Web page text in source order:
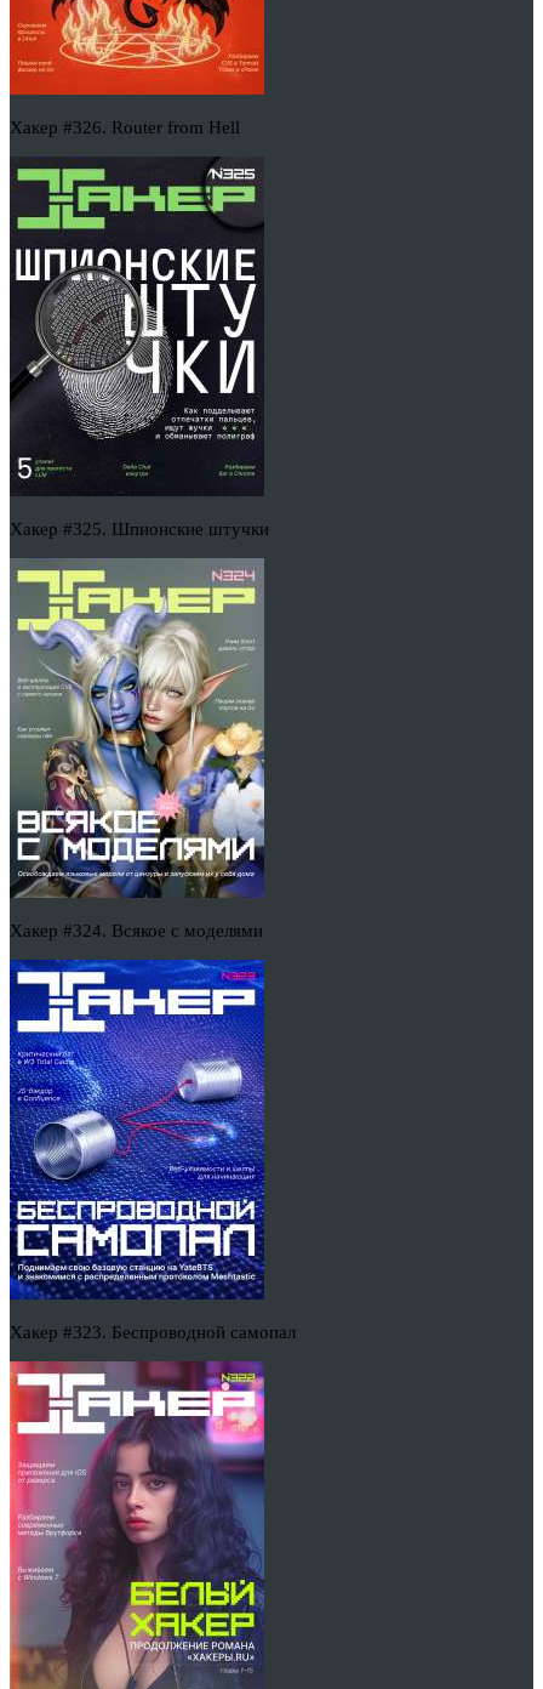
Хакер #326. Router from Hell
Хакер #325. Шпионские штучки
Хакер #324. Всякое с моделями
Хакер #323. Беспроводной самопал